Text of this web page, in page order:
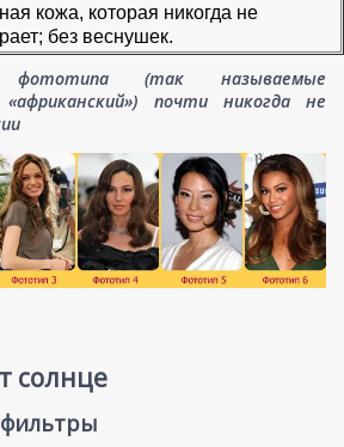
кожа, которая никогда не
без веснушек.
фототипа (так называемые
«африканский») почти никогда не
солнце